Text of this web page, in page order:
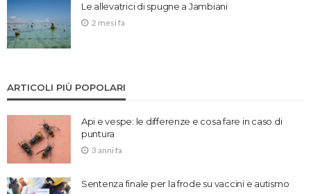
Le allevatrici di spugne a Jambiani
2 mesi fa
ARTICOLI PIÙ POPOLARI
Api e vespe: le differenze e cosa fare in caso di
puntura
3 anni fa
Sentenza finale per la frode su vaccini e autismo